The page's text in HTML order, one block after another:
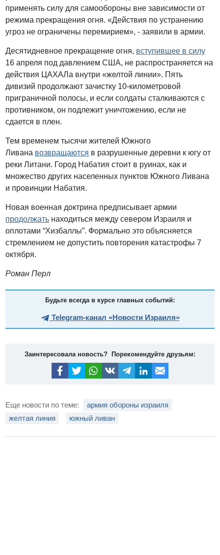
применять силу для самообороны вне зависимости от
режима прекращения огня. «Действия по устранению
угроз не ограничены перемирием», - заявили в армии.
Десятидневное прекращение огня, вступившее в силу
16 апреля под давлением США, не распространяется на
действия ЦАХАЛа внутри «желтой линии». Пять
дивизий продолжают зачистку 10-километровой
приграничной полосы, и если солдаты сталкиваются с
противником, он подлежит уничтожению, если не
сдается в плен.
Тем временем тысячи жителей Южного
Ливана возвращаются в разрушенные деревни к югу от
реки Литани. Город Набатия стоит в руинах, как и
множество других населенных пунктов Южного Ливана
и провинции Набатия.
Новая военная доктрина предписывает армии
продолжать находиться между севером Израиля и
оплотами “Хизбаллы”. Формально это объясняется
стремлением не допустить повторения катастрофы 7
октября.
Роман Перл
Будьте всегда в курсе главных событий:
Telegram-канал «Новости Израиля»
Заинтересовала новость? Порекомендуйте друзьям:
Еще новости по теме:
армия обороны израиля
желтая линия
южный ливан